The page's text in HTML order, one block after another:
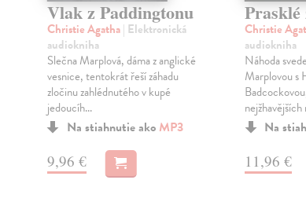
Vlak z Paddingtonu
Christie Agatha| Elektronická
audiokniha
Slečna Marplová, dáma z anglické
vesnice, tentokrát řeší záhadu
zločinu zahlédnutého v kupé
jedoucíh...
Na stiahnutie ako MP3
9,96 €
Christie
audiokniha
Náhoda
Marplovou s
Na
11,96 €